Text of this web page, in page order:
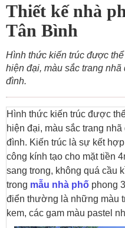
Thiết kế nhà
Tân Bình
Hình thức kiến trúc được
hiện đại, màu sắc trang
đình.
Hình thức kiến trúc được
hiện đại, màu sắc trang
đình. Kiến trúc là sự kết
công kính tạo cho mặt tiền
sang trong, không quá cầu
trong mẫu nhà phố phong
điển thường là những màu
kem, các gam màu pastel